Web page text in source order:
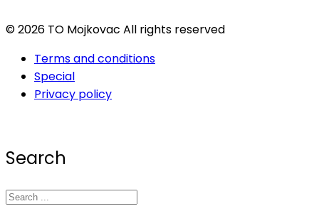
© 2026 TO Mojkovac All rights reserved
Terms and conditions
Special
Privacy policy
Search